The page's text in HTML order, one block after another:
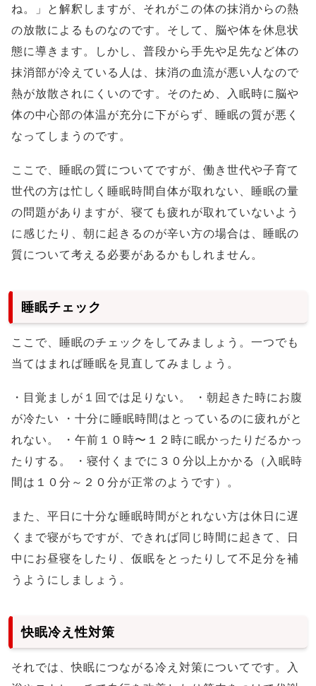
ね。」と解釈しますが、それがこの体の抹消からの熱
の放散によるものなのです。そして、脳や体を休息状
態に導きます。しかし、普段から手先や足先など体の
抹消部が冷えている人は、抹消の血流が悪い人なので
熱が放散されにくいのです。そのため、入眠時に脳や
体の中心部の体温が充分に下がらず、睡眠の質が悪く
なってしまうのです。
ここで、睡眠の質についてですが、働き世代や子育て
世代の方は忙しく睡眠時間自体が取れない、睡眠の量
の問題がありますが、寝ても疲れが取れていないよう
に感じたり、朝に起きるのが辛い方の場合は、睡眠の
質について考える必要があるかもしれません。
睡眠チェック
ここで、睡眠のチェックをしてみましょう。一つでも
当てはまれば睡眠を見直してみましょう。
・目覚ましが１回では足りない。
・朝起きた時にお腹
が冷たい
・十分に睡眠時間はとっているのに疲れがと
れない。
・午前１０時〜１２時に眠かったりだるかっ
たりする。
・寝付くまでに３０分以上かかる（入眠時
間は１０分～２０分が正常のようです）。
また、平日に十分な睡眠時間がとれない方は休日に遅
くまで寝がちですが、できれば同じ時間に起きて、日
中にお昼寝をしたり、仮眠をとったりして不足分を補
うようにしましょう。
快眠冷え性対策
それでは、快眠につながる冷え対策についてです。入